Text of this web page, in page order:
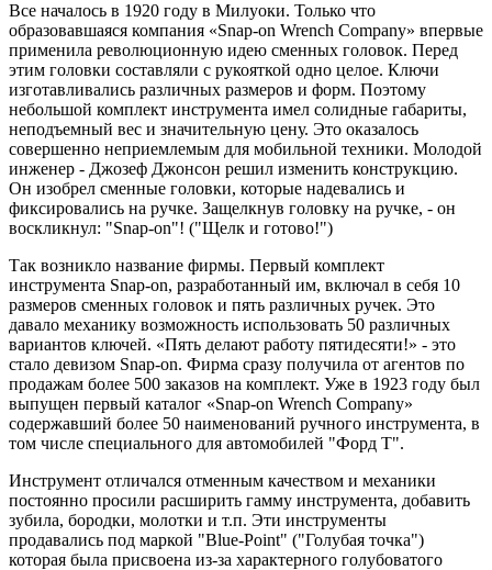
Все началось в 1920 году в Милуоки. Только что
образовавшаяся компания «Snap-on Wrench Company» впервые
применила революционную идею сменных головок. Перед
этим головки составляли с рукояткой одно целое. Ключи
изготавливались различных размеров и форм. Поэтому
небольшой комплект инструмента имел солидные габариты,
неподъемный вес и значительную цену. Это оказалось
совершенно неприемлемым для мобильной техники. Молодой
инженер - Джозеф Джонсон решил изменить конструкцию.
Он изобрел сменные головки, которые надевались и
фиксировались на ручке. Защелкнув головку на ручке, - он
воскликнул: "Snap-on"! ("Щелк и готово!")
Так возникло название фирмы. Первый комплект
инструмента Snap-on, разработанный им, включал в себя 10
размеров сменных головок и пять различных ручек. Это
давало механику возможность использовать 50 различных
вариантов ключей. «Пять делают работу пятидесяти!» - это
стало девизом Snap-on. Фирма сразу получила от агентов по
продажам более 500 заказов на комплект. Уже в 1923 году был
выпущен первый каталог «Snap-on Wrench Company»
содержавший более 50 наименований ручного инструмента, в
том числе специального для автомобилей "Форд Т".
Инструмент отличался отменным качеством и механики
постоянно просили расширить гамму инструмента, добавить
зубила, бородки, молотки и т.п. Эти инструменты
продавались под маркой "Blue-Point" ("Голубая точка")
которая была присвоена из-за характерного голубоватого